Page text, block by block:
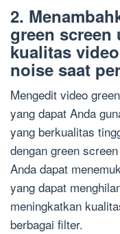
2.
green screen
kualitas
noise saat
Mengedit video
yang dapat Anda
yang berkualitas
dengan green
Anda dapat
yang dapat
meningkatkan
berbagai filter.